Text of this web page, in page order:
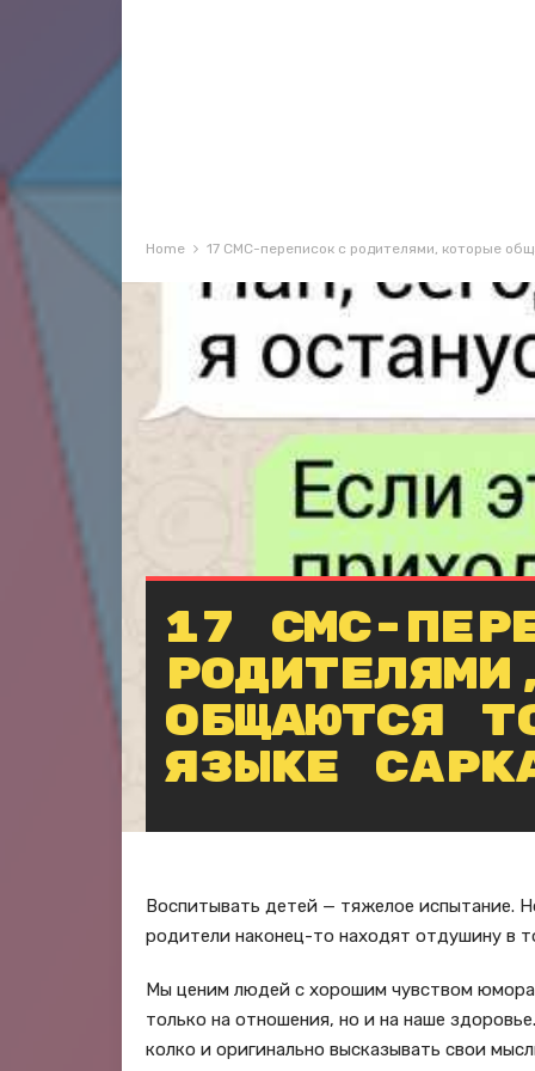
Home 17 СМС-переписок с родителями, которые
17 СМС-
общаются
языке
Воспитывать детей — тяжелое испытание.
родители наконец-то находят отдушину в
Мы ценим людей с хорошим чувством
только на отношения, но и на наше
колко и оригинально высказывать свои